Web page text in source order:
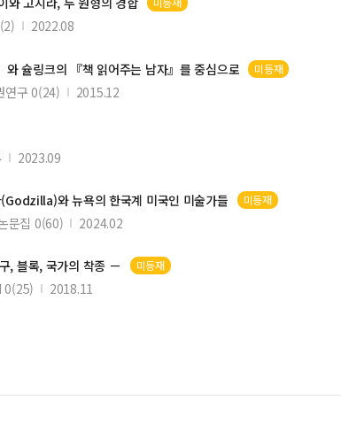
2022.08
와 슐링크의 『책 읽어주는 남자』를 중심으로 미등재
연구 0(24) 2015.12
2023.09
와 뉴욕의 한국계 미국인 미술가들 미등재
문집 0(60) 2024.02
, 블록, 국가의 착종 － 미등재
0(25) 2018.11